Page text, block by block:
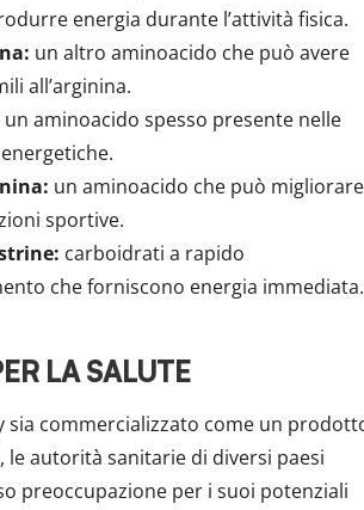
energia durante l’attività fisica.
un altro aminoacido che può avere
all’arginina.
un aminoacido spesso presente nelle
un aminoacido che può migliorare
sportive.
carboidrati a rapido
che forniscono energia immediata.
LA SALUTE
sia commercializzato come un
le autorità sanitarie di diversi paesi
preoccupazione per i suoi potenziali